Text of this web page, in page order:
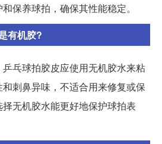
保养球拍，确保其性能稳定。
有机胶?
乓球拍胶皮应使用无机胶水来粘
刺鼻异味，不适合用来修复或保
无机胶水能更好地保护球拍表